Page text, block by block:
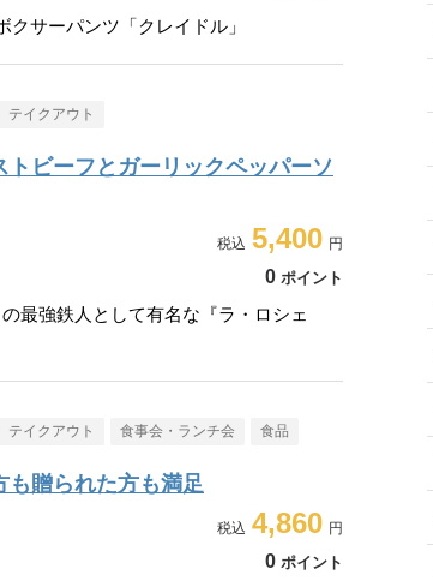
サーパンツ「クレイドル」
テイクアウト
ビーフとガーリックペッパーソ
5,400
0 ポイント
最強鉄人として有名な『ラ・ロシェ
テイクアウト 食事会・ランチ会 食品
も贈られた方も満足
4,860
0 ポイント